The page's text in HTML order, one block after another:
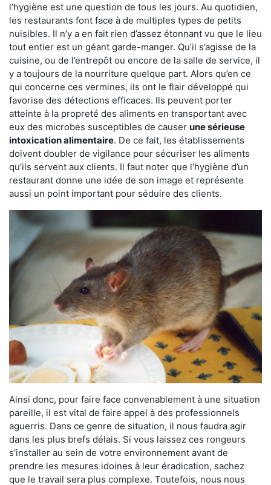
l’hygiène est une question de tous les jours. Au quotidien,
les restaurants font face à de multiples types de petits
nuisibles. Il n’y a en fait rien d’assez étonnant vu que le lieu
tout entier est un géant garde-manger. Qu’il s’agisse de la
cuisine, ou de l’entrepôt ou encore de la salle de service, il
y a toujours de la nourriture quelque part. Alors qu’en ce
qui concerne ces vermines, ils ont le flair développé qui
favorise des détections efficaces. Ils peuvent porter
atteinte à la propreté des aliments en transportant avec
eux des microbes susceptibles de causer une sérieuse
intoxication alimentaire. De ce fait, les établissements
doivent doubler de vigilance pour sécuriser les aliments
qu’ils servent aux clients. Il faut noter que l’hygiène d’un
restaurant donne une idée de son image et représente
aussi un point important pour séduire des clients.
Ainsi donc, pour faire face convenablement à une situation
pareille, il est vital de faire appel à des professionnels
aguerris. Dans ce genre de situation, il nous faudra agir
dans les plus brefs délais. Si vous laissez ces rongeurs
s'installer au sein de votre environnement avant de
prendre les mesures idoines à leur éradication, sachez
que le travail sera plus complexe. Toutefois, nous nous